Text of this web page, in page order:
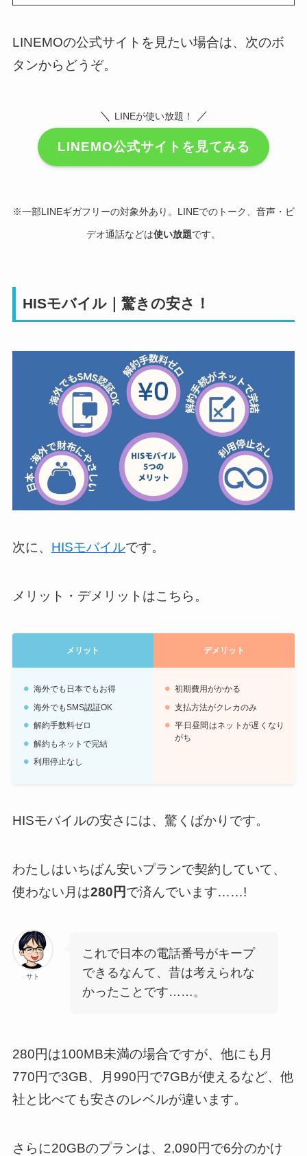
LINEMOの公式サイトを見たい場合は、次のボ
タンからどうぞ。
＼ LINEが使い放題！ ／
LINEMO公式サイトを見てみる
※一部LINEギガフリーの対象外あり。LINEでのトーク、音声・ビ
デオ通話などは使い放題です。
HISモバイル｜驚きの安さ！
次に、 HISモバイルです。
メリット・デメリットはこちら。
メリット デメリット
海外でも日本でもお得
海外でもSMS認証OK
解約手数料ゼロ
解約もネットで完結
利用停止なし
初期費用がかかる
支払方法がクレカのみ
平日昼間はネットが遅くなり
がち
HISモバイルの安さには、驚くばかりです。
わたしはいちばん安いプランで契約していて、
使わない月は280円で済んでいます……!
サト
これで日本の電話番号がキープ
できるなんて、昔は考えられな
かったことです……。
280円は100MB未満の場合ですが、他にも月
770円で3GB、月990円で7GBが使えるなど、他
社と比べても安さのレベルが違います。
さらに20GBのプランは、2,090円で6分のかけ